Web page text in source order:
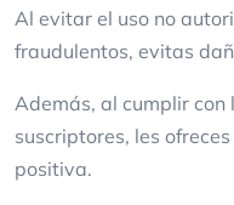
Al evitar el uso no
fraudulentos, evitas
Además, al cumplir
suscriptores, les
positiva.